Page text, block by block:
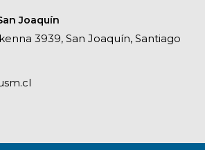
Joaquín
3939, San Joaquín, Santiago